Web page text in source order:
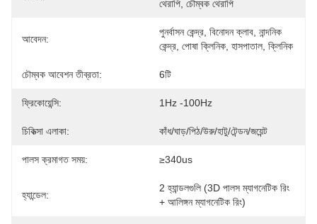
থেরাপি, চৌম্বক থেরাপি
আবেদন:
পুনর্বাসন কেন্দ্র, বিনোদন ক্লাব, নান্দনিক
কেন্দ্র, পোষা ক্লিনিক, হাসপাতাল, ক্লিনিক
চৌম্বক আবেশন তীব্রতা: 6টি
ফ্রিকোয়েন্সি: 1Hz -100Hz
চিকিত্সা এলাকা: কাঁধ/ঘাড়/পিঠ/উরু/হাটু/টেন্ডন/জয়েন্ট
পালস ক্রমাগত সময়: ≥340us
হ্যান্ডেল:
2 হ্যান্ডলগুলি (3D পালস ম্যাগনেটিক রিং
+ আলিঙ্গন ম্যাগনেটিক রিং)